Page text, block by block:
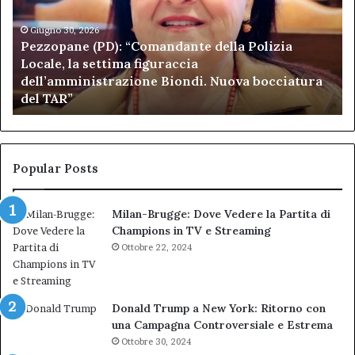
Polizia
Locale,
settima
figuraccia
dell’amministrazione
Biondi.
Nuova
bocciatura
del
Giugno 30, 2026
Pezzopane (PD): “Comandante della Polizia
Locale, la settima figuraccia
dell’amministrazione Biondi. Nuova bocciatura
del TAR”
ai
Popular Posts
Milan-Brugge: Dove Vedere la Partita di
Champions in TV e Streaming
Ottobre 22, 2024
Donald Trump a New York: Ritorno con
una Campagna Controversiale e Estrema
Ottobre 30, 2024